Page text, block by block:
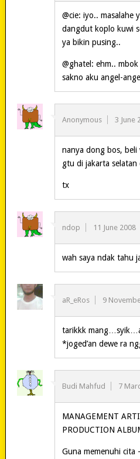
@cie: iyo.. masalahe
dangdut koplo kuwi
ya bikin pusing..
@ghatel: ehm..
sakno aku angel-
Anonymous 3 June
nanya dong bos, beli
gtu di jakarta selatan
tx
ndop 11 June 2008
wah saya ndak tahu
aR_eRos 9
tarikkk
*joged’an dewe ra
Budi Mahfud 7
MANAGEMENT
PRODUCTION
Guna memenuhi cita